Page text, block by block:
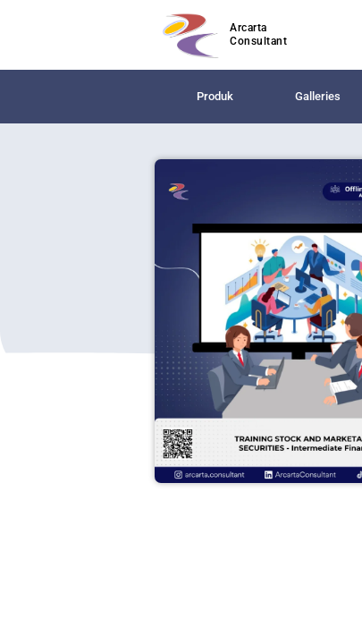
Arcarta
Consultant
Produk Galleries